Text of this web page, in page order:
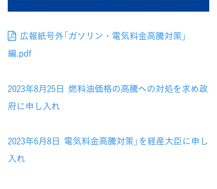
広報紙号外「ガソリン・電気料金高騰対策」
編.pdf
2023年8月25日 燃料油価格の高騰への対処を求め政
府に申し入れ
2023年6月8日 電気料金高騰対策」を経産大臣に申し
入れ